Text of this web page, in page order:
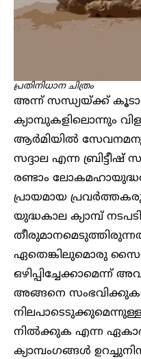
പ്രതിനിധാന ചിത്രം
അന്ന് സന്ധ്യയ്ക്ക്
ക്യാമ്പുകളിലൊന്നും
ആർമിയിൽ
സദ്ദാല എന്ന
രണ്ടാം
പ്രായമായ
യുദ്ധകാല ക്യാമ്പ്
ഏതെങ്കിലുമൊരു
ഒഴിപ്പിച്ചേക്കാമെന്ന്
അങ്ങനെ
നിൽക്കുക എന്ന
ക്യാമ്പംഗങ്ങൾ